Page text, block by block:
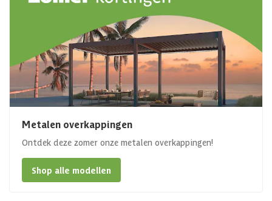
Metalen overkappingen
Ontdek deze zomer onze metalen overkappingen!
Shop alle modellen